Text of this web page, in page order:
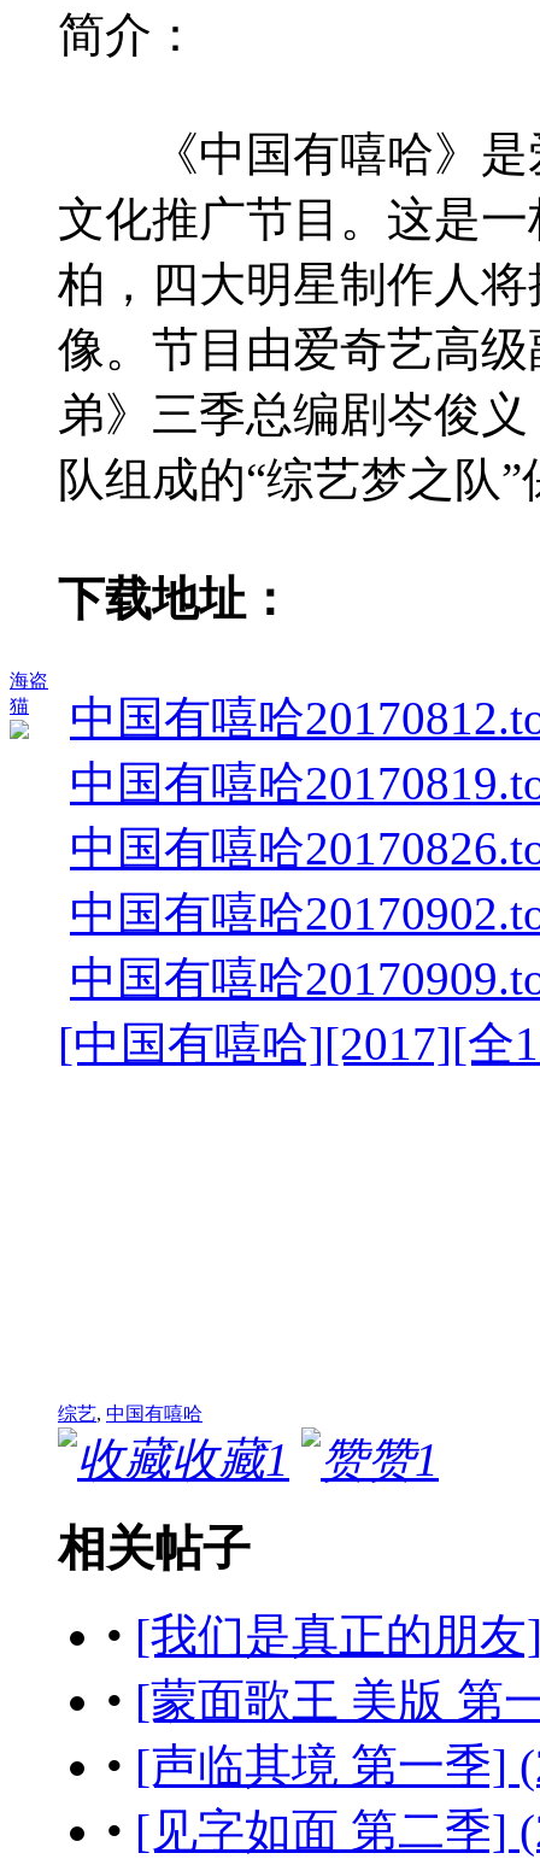
海盗
猫
简介：
《中国有嘻哈》是
文化推广节目。这是
柏，四大明星制作人
像。节目由爱奇艺高
弟》三季总编剧岑俊
队组成的“综艺梦之队
下载地址：
中国有嘻哈
中国有嘻哈
中国有嘻哈
中国有嘻哈
中国有嘻哈
[中国有嘻哈][2017][全
综艺, 中国有嘻哈
收藏1 赞1
相关帖子
• [我们是真正的朋
• [蒙面歌王 美版 第
• [声临其境 第一季]
• [见字如面 第二季]